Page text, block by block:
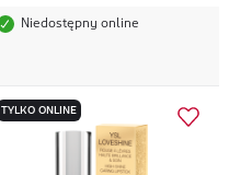
Niedostępny online
TYLKO ONLINE